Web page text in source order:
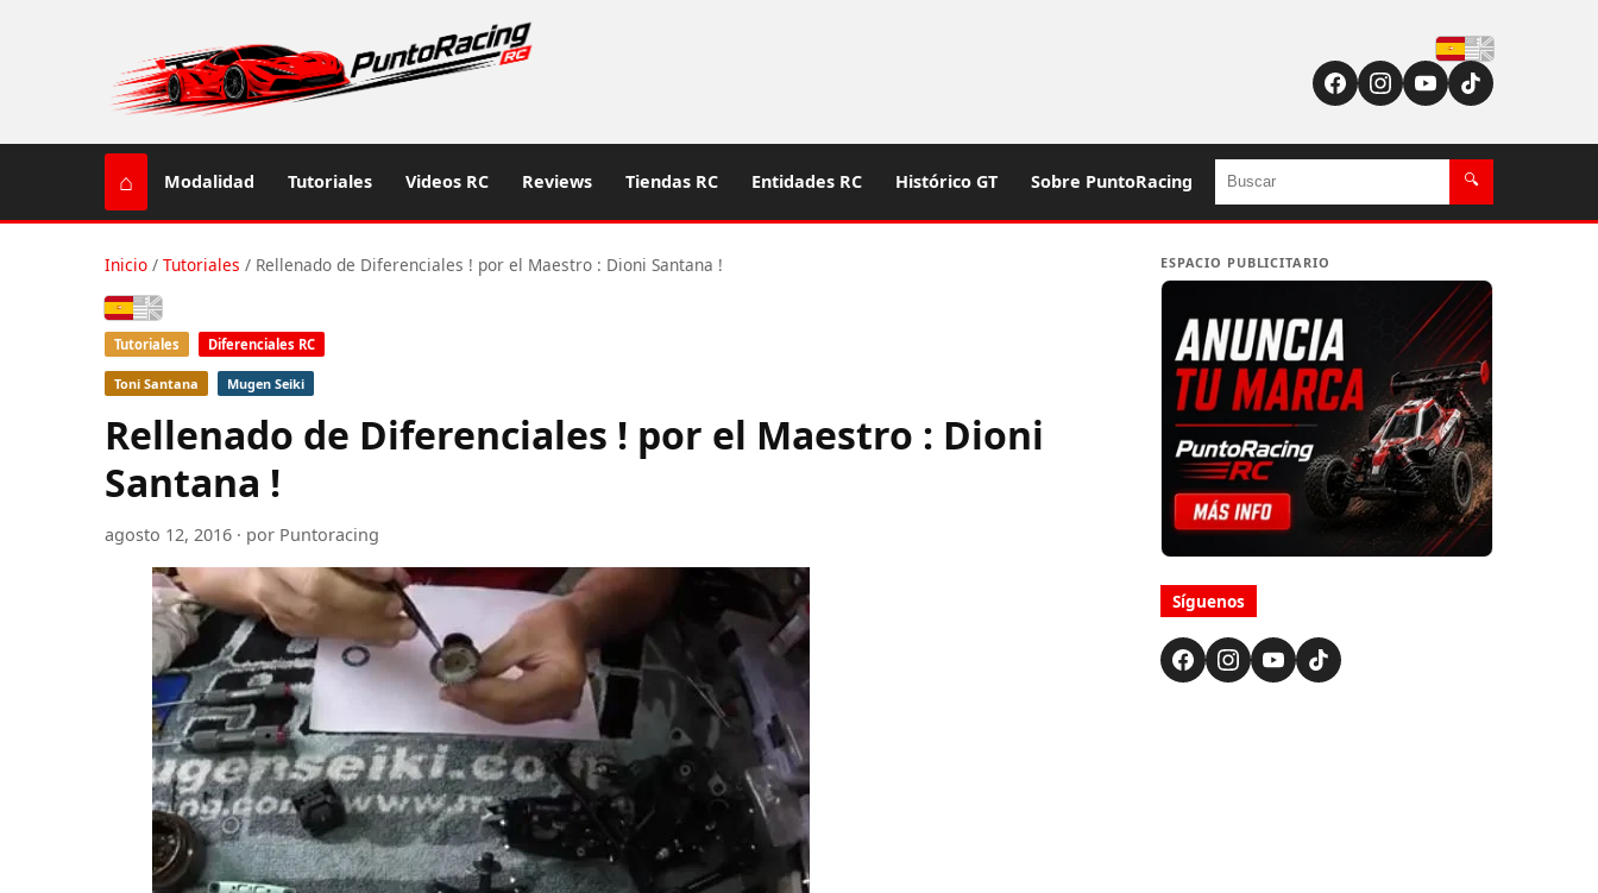
Español
⌂ Modalidad Tutoriales Videos RC Reviews Tiendas RC Entidades RC Histórico GT Sobre PuntoRacing Buscar 🔍
Inicio / Tutoriales / Rellenado de Diferenciales ! por el Maestro : Dioni Santana !
Español
Tutoriales Diferenciales RC
Toni Santana Mugen Seiki
Rellenado de Diferenciales ! por el Maestro : Dioni
Santana !
agosto 12, 2016 · por Puntoracing
ESPACIO PUBLICITARIO
Síguenos